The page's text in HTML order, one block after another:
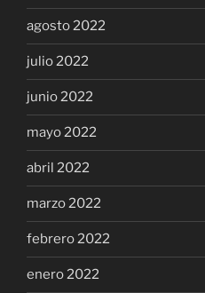
agosto 2022
julio 2022
junio 2022
mayo 2022
abril 2022
marzo 2022
febrero 2022
enero 2022